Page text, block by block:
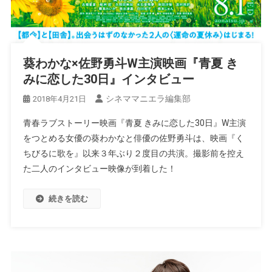
葵わかな×佐野勇斗W主演映画『青夏 き
みに恋した30日』インタビュー
2018年4月21日 シネママニエラ編集部
青春ラブストーリー映画『青夏 きみに恋した30日』W主演
をつとめる女優の葵わかなと俳優の佐野勇斗は、映画『く
ちびるに歌を』以来３年ぶり２度目の共演。撮影前を控え
た二人のインタビュー映像が到着した！
続きを読む